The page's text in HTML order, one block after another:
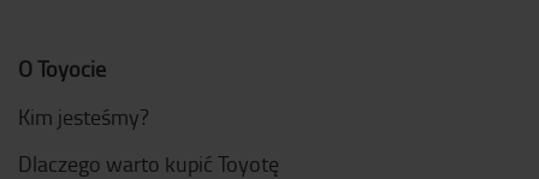
O Toyocie
Kim jesteśmy?
Dlaczego warto kupić Toyotę